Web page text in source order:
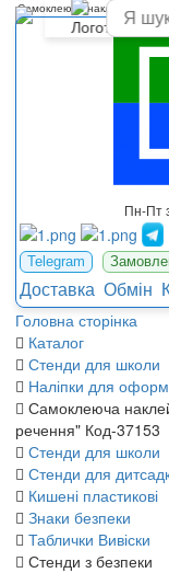
Пн-Пт
Telegram
Доставка Обмін
Головна сторінка
Каталог
Стенди для школи
Наліпки для
Самоклеюча
речення" Код-37153
Стенди для школи
Стенди для
Кишені пластикові
Знаки безпеки
Таблички Вивіски
Стенди з безпеки
Самоклеюча наклейка для